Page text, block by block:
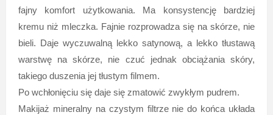
fajny komfort użytkowania. Ma konsystencję bardziej
kremu niż mleczka. Fajnie rozprowadza się na skórze, nie
bieli. Daje wyczuwalną lekko satynową, a lekko tłustawą
warstwę na skórze, nie czuć jednak obciążania skóry,
takiego duszenia jej tłustym filmem.
Po wchłonięciu się daje się zmatowić zwykłym pudrem.
Makijaż mineralny na czystym filtrze nie do końca układa